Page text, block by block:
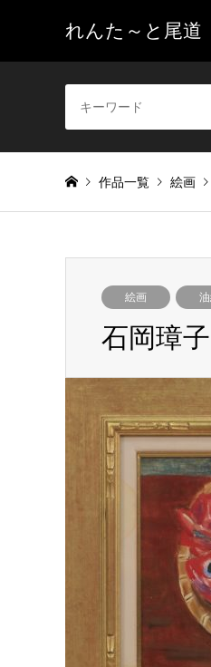
れんた～と尾道
作品一覧 絵画
絵画
石岡璋